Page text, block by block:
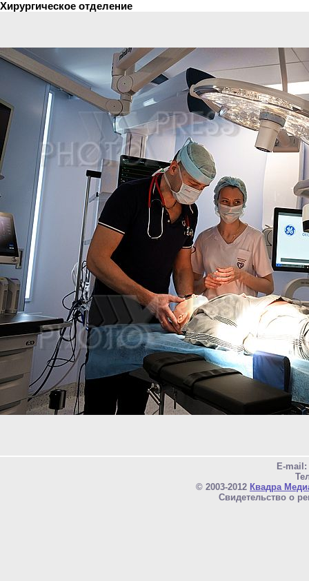
Хирургическое отделение
E-mail:
© 2003-2012 Квадра
Свидетельство о